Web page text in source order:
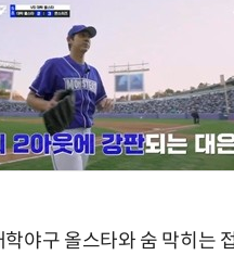
야구 올스타와 숨 막히는